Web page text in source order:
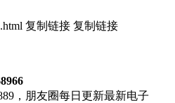
复制链接 复制链接
，朋友圈每日更新最新电子